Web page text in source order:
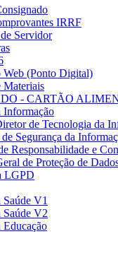
IRRF
Servidor
Web (Ponto Digital)
Materiais
- CARTÃO
Informação
de Tecnologia da
Segurança da
Responsabilidade e
de Proteção de
LGPD
Saúde V1
Saúde V2
Educação